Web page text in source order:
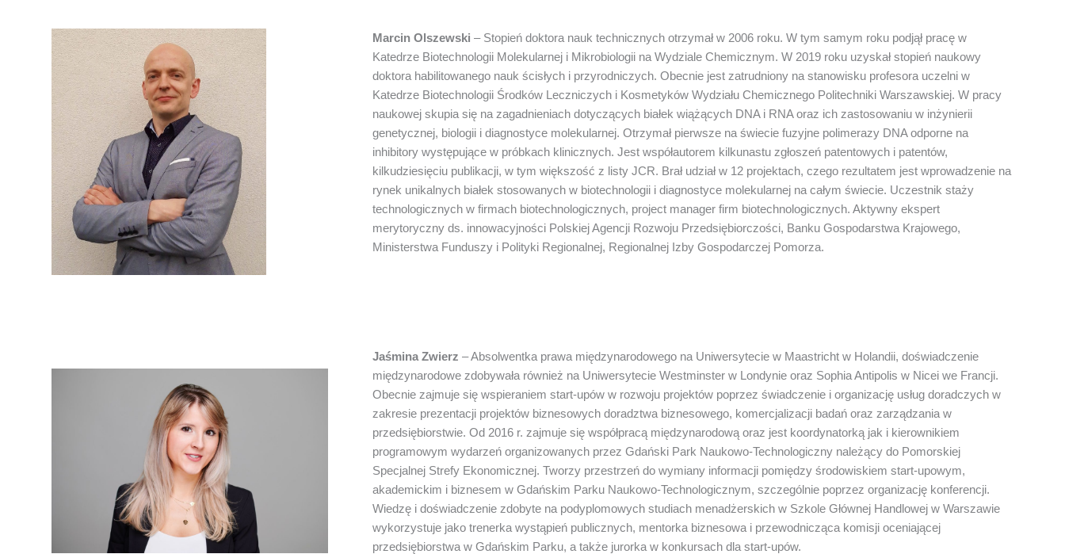
Marcin Olszewski – Stopień doktora nauk technicznych otrzymał w 2006 roku. W tym samym roku podjął pracę w
Katedrze Biotechnologii Molekularnej i Mikrobiologii na Wydziale Chemicznym. W 2019 roku uzyskał stopień naukowy
doktora habilitowanego nauk ścisłych i przyrodniczych. Obecnie jest zatrudniony na stanowisku profesora uczelni w
Katedrze Biotechnologii Środków Leczniczych i Kosmetyków Wydziału Chemicznego Politechniki Warszawskiej. W pracy
naukowej skupia się na zagadnieniach dotyczących białek wiążących DNA i RNA oraz ich zastosowaniu w inżynierii
genetycznej, biologii i diagnostyce molekularnej. Otrzymał pierwsze na świecie fuzyjne polimerazy DNA odporne na
inhibitory występujące w próbkach klinicznych. Jest współautorem kilkunastu zgłoszeń patentowych i patentów,
kilkudziesięciu publikacji, w tym większość z listy JCR. Brał udział w 12 projektach, czego rezultatem jest wprowadzenie na
rynek unikalnych białek stosowanych w biotechnologii i diagnostyce molekularnej na całym świecie. Uczestnik staży
technologicznych w firmach biotechnologicznych, project manager firm biotechnologicznych. Aktywny ekspert
merytoryczny ds. innowacyjności Polskiej Agencji Rozwoju Przedsiębiorczości, Banku Gospodarstwa Krajowego,
Ministerstwa Funduszy i Polityki Regionalnej, Regionalnej Izby Gospodarczej Pomorza.
Jaśmina Zwierz –Absolwentka prawa międzynarodowego na Uniwersytecie w Maastricht w Holandii, doświadczenie
międzynarodowe zdobywała również na Uniwersytecie Westminster w Londynie oraz Sophia Antipolis w Nicei we Francji.
Obecnie zajmuje się wspieraniem start-upów w rozwoju projektów poprzez świadczenie i organizację usług doradczych w
zakresie prezentacji projektów biznesowych doradztwa biznesowego, komercjalizacji badań oraz zarządzania w
przedsiębiorstwie. Od 2016 r. zajmuje się współpracą międzynarodową oraz jest koordynatorką jak i kierownikiem
programowym wydarzeń organizowanych przez Gdański Park Naukowo-Technologiczny należący do Pomorskiej
Specjalnej Strefy Ekonomicznej. Tworzy przestrzeń do wymiany informacji pomiędzy środowiskiem start-upowym,
akademickim i biznesem w Gdańskim Parku Naukowo-Technologicznym, szczególnie poprzez organizację konferencji.
Wiedzę i doświadczenie zdobyte na podyplomowych studiach menadżerskich w Szkole Głównej Handlowej w Warszawie
wykorzystuje jako trenerka wystąpień publicznych, mentorka biznesowa i przewodnicząca komisji oceniającej
przedsiębiorstwa w Gdańskim Parku, a także jurorka w konkursach dla start-upów.